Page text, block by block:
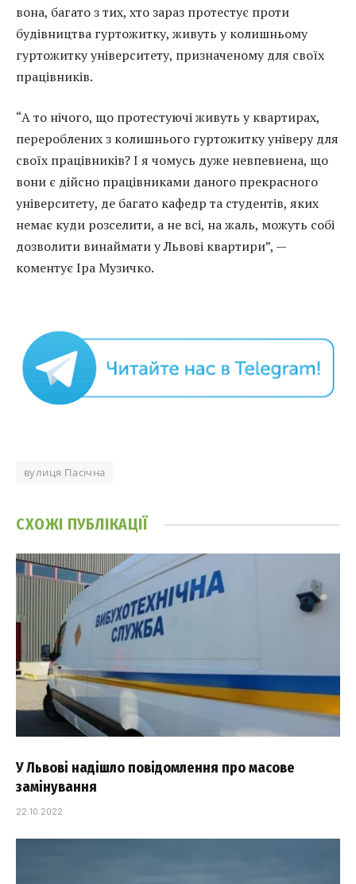
вона, багато з тих, хто зараз протестує проти
будівництва гуртожитку, живуть у колишньому
гуртожитку університету, призначеному для своїх
працівників.
“А то нічого, що протестуючі живуть у квартирах,
перероблених з колишнього гуртожитку універу для
своїх працівників? І я чомусь дуже невпевнена, що
вони є дійсно працівниками даного прекрасного
університету, де багато кафедр та студентів, яких
немає куди розселити, а не всі, на жаль, можуть собі
дозволити винаймати у Львові квартири”, —
коментує Іра Музичко.
вулиця Пасічна
СХОЖІ ПУБЛІКАЦІЇ
У Львові надішло повідомлення про масове
замінування
22.10.2022